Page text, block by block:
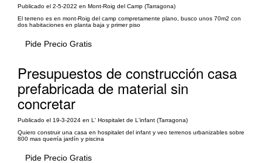
Publicado el 2-5-2022 en Mont-Roig del Camp (Tarragona)
El terreno es en mont-Roig del camp compretamente plano, busco unos 70m2 con
dos habitaciones en planta baja y primer piso
Pide Precio Gratis
Presupuestos de construcción casa
prefabricada de material sin
concretar
Publicado el 19-3-2024 en L' Hospitalet de L'infant (Tarragona)
Quiero construir una casa en hospitalet del infant y veo terrenos urbanizables sobre
800 mas querría jardín y piscina
Pide Precio Gratis